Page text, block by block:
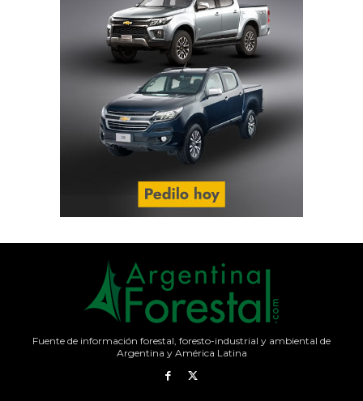
Fuente de información forestal, foresto-industrial y ambiental de
Argentina y América Latina